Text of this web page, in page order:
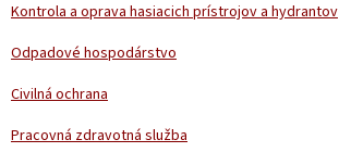
Kontrola a oprava hasiacich prístrojov a hydrantov
Odpadové hospodárstvo
Civilná ochrana
Pracovná zdravotná služba